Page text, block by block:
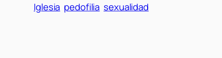
Iglesia pedofilia sexualidad